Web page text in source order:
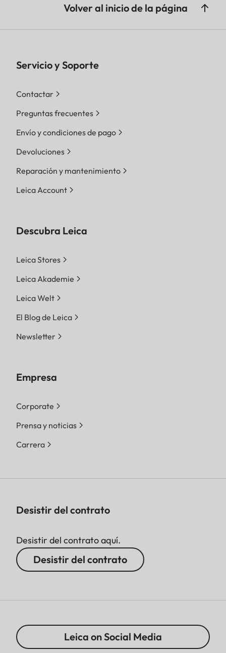
Volver al inicio de la página
Servicio y Soporte
Contactar
Preguntas frecuentes
Envío y condiciones de pago
Devoluciones
Reparación y mantenimiento
Leica Account
Descubra Leica
Leica Stores
Leica Akademie
Leica Welt
El Blog de Leica
Newsletter
Empresa
Corporate
Prensa y noticias
Carrera
Desistir del contrato
Desistir del contrato aquí.
Desistir del contrato
Leica on Social Media